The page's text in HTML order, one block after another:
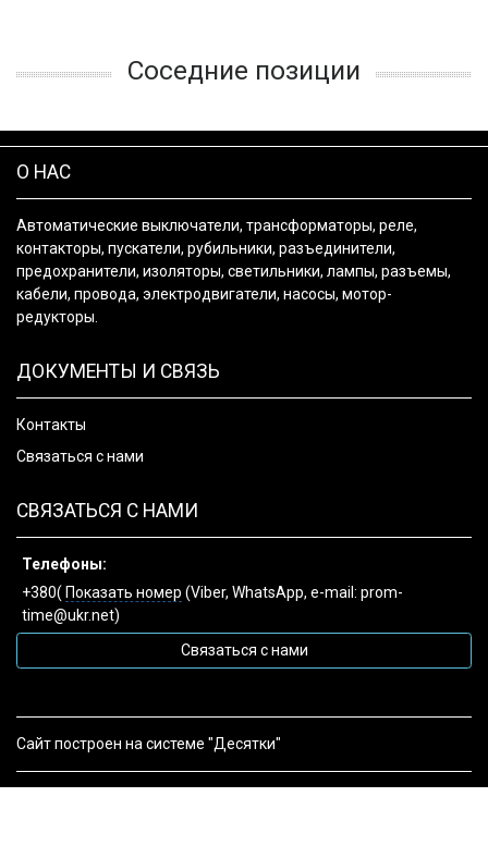
Соседние позиции
О НАС
Автоматические выключатели, трансформаторы, реле,
контакторы, пускатели, рубильники, разъединители,
предохранители, изоляторы, светильники, лампы, разъемы,
кабели, провода, электродвигатели, насосы, мотор-
редукторы.
ДОКУМЕНТЫ И СВЯЗЬ
Контакты
Связаться с нами
СВЯЗАТЬСЯ С НАМИ
Телефоны:
+380( Показать номер (Viber, WhatsApp, e-mail: prom-
time@ukr.net)
Связаться с нами
Сайт построен на системе "Десятки"